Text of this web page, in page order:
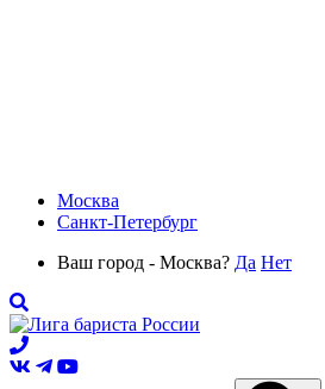
Москва
Санкт-Петербург
Ваш город - Москва? Да Нет